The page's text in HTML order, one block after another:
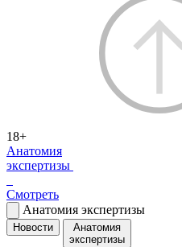
18+
Анатомия
экспертизы
Смотреть
Анатомия экспертизы
Новости
Анатомия
экспертизы